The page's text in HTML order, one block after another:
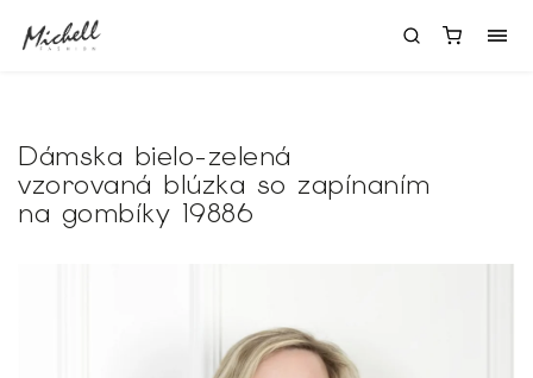
Dámska bielo-zelená
vzorovaná blúzka so zapínaním
na gombíky 19886